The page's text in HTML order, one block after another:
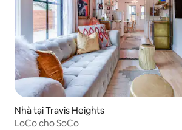
Nhà tại Travis Heights
LoCo cho SoCo